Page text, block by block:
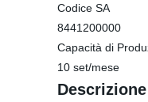
Codice SA
8441200000
Capacità di
10 set/mese